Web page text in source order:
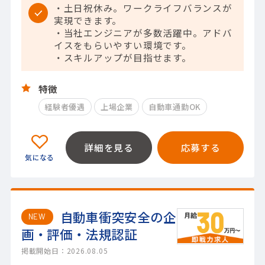
・土日祝休み。ワークライフバランスが
実現できます。
・当社エンジニアが多数活躍中。アドバ
イスをもらいやすい環境です。
・スキルアップが目指せます。
特徴
経験者優遇 上場企業 自動車通勤OK
詳細を見る 応募する
NEW
自動車衝突安全の企
画・評価・法規認証
掲載開始日：2026.08.05